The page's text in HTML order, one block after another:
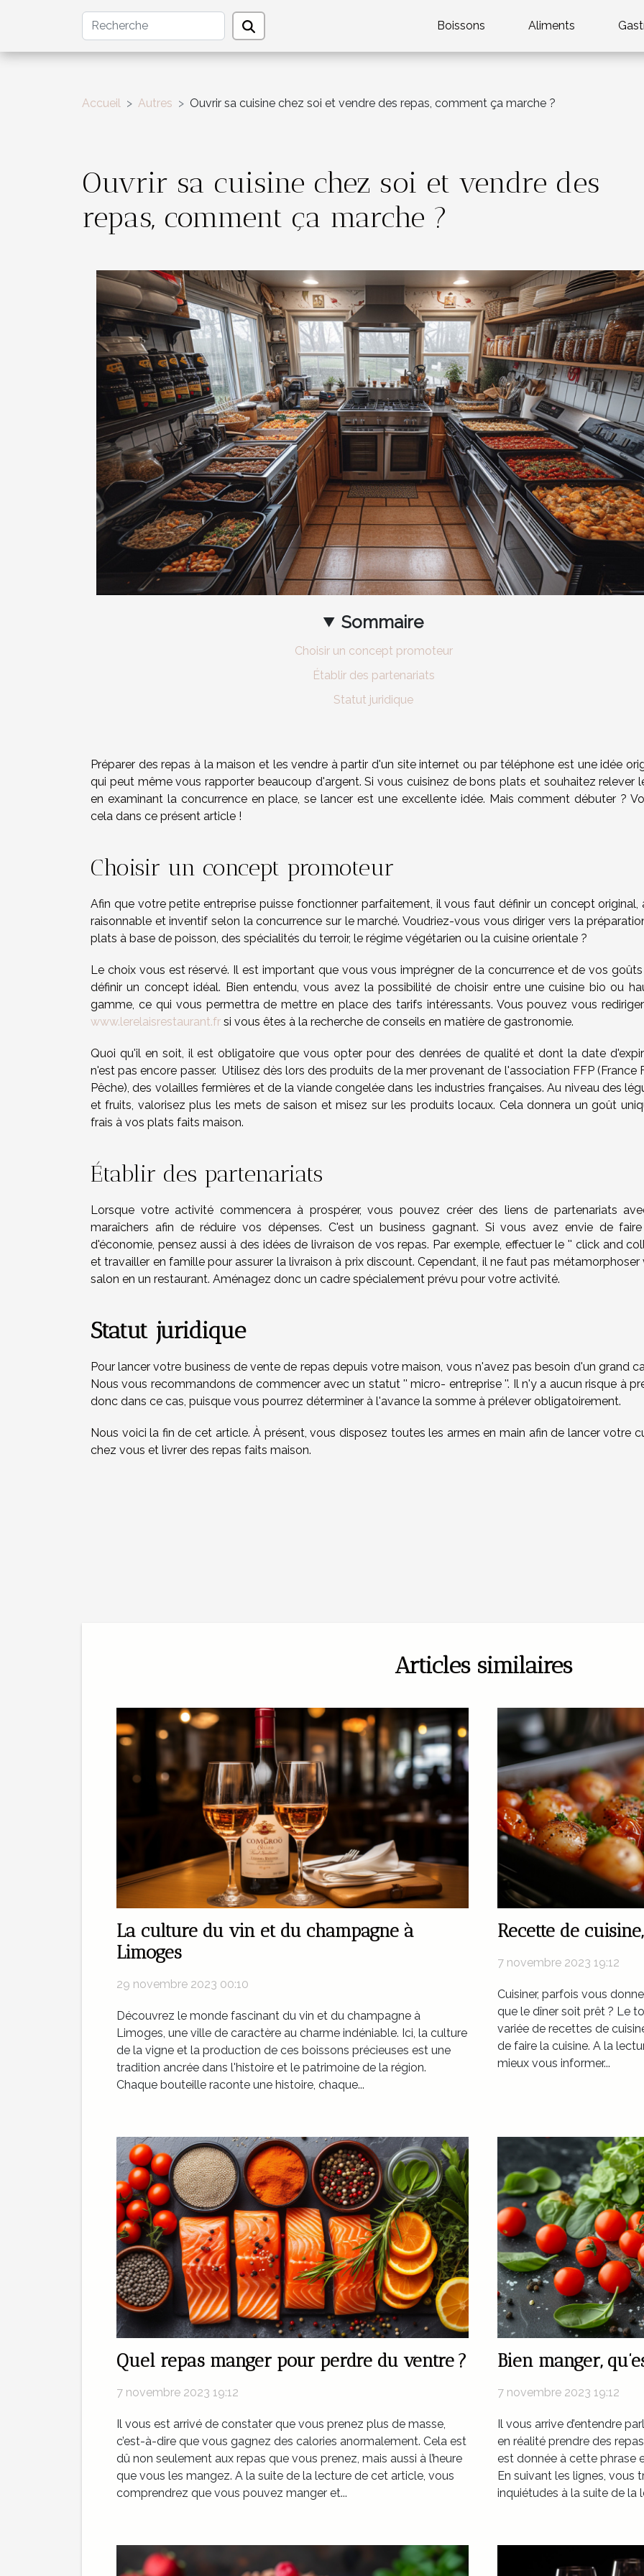
Boissons Aliments
Accueil Autres Ouvrir sa cuisine chez soi et vendre des repas, comment ça marche ?
Ouvrir sa cuisine chez soi et vendre des
repas, comment ça marche ?
Sommaire
Choisir un concept promoteur
Établir des partenariats
Statut juridique
Préparer des repas à la maison et les vendre à partir d'un site internet ou par téléphone est une idée
qui peut même vous rapporter beaucoup d'argent. Si vous cuisinez de bons plats et souhaitez relever
en examinant la concurrence en place, se lancer est une excellente idée. Mais comment débuter ?
cela dans ce présent article !
Choisir un concept promoteur
Afin que votre petite entreprise puisse fonctionner parfaitement, il vous faut définir un concept original,
raisonnable et inventif selon la concurrence sur le marché. Voudriez-vous vous diriger vers la
plats à base de poisson, des spécialités du terroir, le régime végétarien ou la cuisine orientale ?
Le choix vous est réservé. Il est important que vous vous imprégner de la concurrence et de vos
définir un concept idéal. Bien entendu, vous avez la possibilité de choisir entre une cuisine bio ou
gamme, ce qui vous permettra de mettre en place des tarifs intéressants. Vous pouvez vous
www.lerelaisrestaurant.fr si vous êtes à la recherche de conseils en matière de gastronomie.
Quoi qu'il en soit, il est obligatoire que vous opter pour des denrées de qualité et dont la date
n'est pas encore passer. Utilisez dès lors des produits de la mer provenant de l'association FFP (France
Pêche), des volailles fermières et de la viande congelée dans les industries françaises. Au niveau des
et fruits, valorisez plus les mets de saison et misez sur les produits locaux. Cela donnera un goût
frais à vos plats faits maison.
Établir des partenariats
Lorsque votre activité commencera à prospérer, vous pouvez créer des liens de partenariats
maraîchers afin de réduire vos dépenses. C'est un business gagnant. Si vous avez envie de
d'économie, pensez aussi à des idées de livraison de vos repas. Par exemple, effectuer le '' click and
et travailler en famille pour assurer la livraison à prix discount. Cependant, il ne faut pas métamorphoser
salon en un restaurant. Aménagez donc un cadre spécialement prévu pour votre activité.
Statut juridique
Pour lancer votre business de vente de repas depuis votre maison, vous n'avez pas besoin d'un grand
Nous vous recommandons de commencer avec un statut '' micro- entreprise ''. Il n'y a aucun risque à
donc dans ce cas, puisque vous pourrez déterminer à l'avance la somme à prélever obligatoirement.
Nous voici la fin de cet article. À présent, vous disposez toutes les armes en main afin de lancer votre
chez vous et livrer des repas faits maison.
Articles similaires
La culture du vin et du champagne à
Limoges
29 novembre 2023 00:10
Découvrez le monde fascinant du vin et du champagne à
Limoges, une ville de caractère au charme indéniable. Ici, la culture
de la vigne et la production de ces boissons précieuses est une
tradition ancrée dans l'histoire et le patrimoine de la région.
Chaque bouteille raconte une histoire, chaque...
Recette de
7 novembre 2023 19:12
Cuisiner, parfois vous
que le dîner soit prêt ? Le
variée de recettes de
de faire la cuisine. A la
mieux vous informer...
Quel repas manger pour perdre du ventre ?
7 novembre 2023 19:12
Il vous est arrivé de constater que vous prenez plus de masse,
c’est-à-dire que vous gagnez des calories anormalement. Cela est
dû non seulement aux repas que vous prenez, mais aussi à l’heure
que vous les mangez. A la suite de la lecture de cet article, vous
comprendrez que vous pouvez manger et...
Bien manger,
7 novembre 2023 19:12
Il vous arrive d’entendre
en réalité prendre des
est donnée à cette phrase
En suivant les lignes, vous
inquiétudes à la suite de la